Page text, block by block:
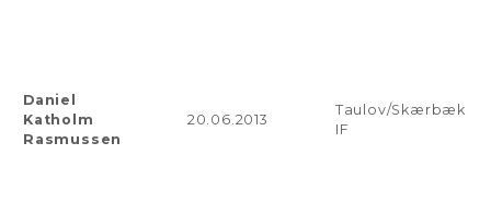
Daniel
Katholm
Rasmussen
20.06.2013
Taulov/Skærbæk
IF